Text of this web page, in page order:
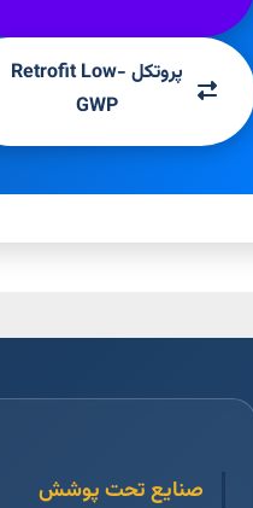
پروتکل Retrofit Low-
GWP
صنایع تحت پوشش